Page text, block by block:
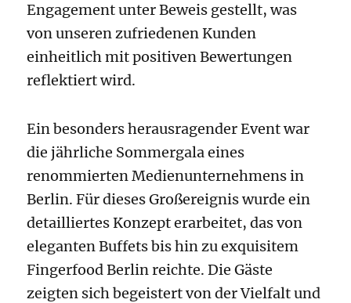
Engagement unter Beweis gestellt, was
von unseren zufriedenen Kunden
einheitlich mit positiven Bewertungen
reflektiert wird.
Ein besonders herausragender Event war
die jährliche Sommergala eines
renommierten Medienunternehmens in
Berlin. Für dieses Großereignis wurde ein
detailliertes Konzept erarbeitet, das von
eleganten Buffets bis hin zu exquisitem
Fingerfood Berlin reichte. Die Gäste
zeigten sich begeistert von der Vielfalt und